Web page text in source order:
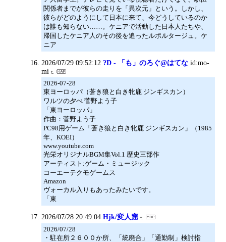
関係者までが彼らの走りを「異次元」という。しかし、
彼らがどのようにして日本に来て、今どうしているのか
は誰も知らない……。ケニアで活動した日本人たちや、
帰国したケニア人のその後を追ったルポルタージュ。ケ
ニア
2026/07/29 09:52:12 ?D - 「も」のろぐ@はてな id:mo-
mi
2026-07-28
東ヨーロッパ（蒼き狼と白き牝鹿 ジンギスカン）
ワルツの夕べ 菅野よう子
「東ヨーロッパ」
作曲：菅野よう子
PC98用ゲーム「蒼き狼と白き牝鹿 ジンギスカン」（1985
年、KOEI）
www.youtube.com
光栄オリジナルBGM集Vol.1 歴史三部作
アーティスト:ゲーム・ミュージック
コーエーテクモゲームス
Amazon
ヴォーカル入りもあったみたいです。
「東
2026/07/28 20:49:04 Hjk/変人窟
2026/07/28
・駐在所２６００か所、「統廃合」「通勤制」検討指